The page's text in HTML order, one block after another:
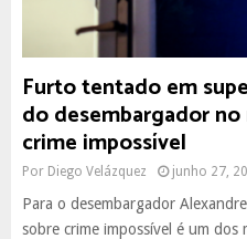
Furto tentado em
do desembargador
crime impossível
Por Diego Velázquez junho 27,
Para o desembargador
sobre crime impossível é um dos